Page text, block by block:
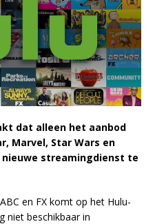
dat alleen het aanbod
Marvel, Star Wars en
nieuwe streamingdienst te
en FX komt op het Hulu-
niet beschikbaar in